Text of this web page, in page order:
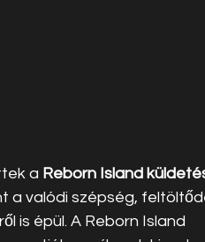
a Reborn Island
a valódi szépség,
is épül. A Reborn Island